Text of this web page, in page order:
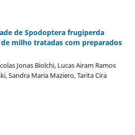
de Spodoptera frugiperda
milho tratadas com preparados
Jonas Biolchi, Lucas Airam Ramos
Sandra Maria Maziero, Tarita Cira